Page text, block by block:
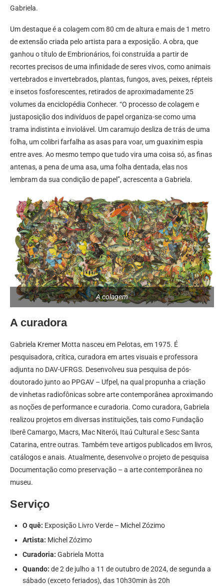
Gabriela.
Um destaque é a colagem com 80 cm de altura e mais de 1 metro
de extensão criada pelo artista para a exposição. A obra, que
ganhou o título de Embrionários, foi construída a partir de
recortes precisos de uma infinidade de seres vivos, como animais
vertebrados e invertebrados, plantas, fungos, aves, peixes, répteis
e insetos fosforescentes, retirados de aproximadamente 25
volumes da enciclopédia Conhecer. “O processo de colagem e
justaposição dos indivíduos de papel organiza-se como uma
trama indistinta e inviolável. Um caramujo desliza de trás de uma
folha, um colibri farfalha as asas para voar, um guaxinim espia
entre aves. Ao mesmo tempo que tudo vira uma coisa só, as finas
antenas, a pena de uma asa, uma folha dentada, elas nos
lembram da sua condição de papel”, acrescenta a Gabriela.
A colagem
A curadora
Gabriela Kremer Motta nasceu em Pelotas, em 1975. É
pesquisadora, crítica, curadora em artes visuais e professora
adjunta no DAV-UFRGS. Desenvolveu sua pesquisa de pós-
doutorado junto ao PPGAV – Ufpel, na qual propunha a criação
de vinhetas radiofônicas sobre arte contemporânea aproximando
as noções de performance e curadoria. Como curadora, Gabriela
realizou projetos em diversas instituições, tais como Fundação
Iberê Camargo, Macrs, Mac Niterói, Itaú Cultural e Sesc Santa
Catarina, entre outras. Também teve artigos publicados em livros,
catálogos e anais. Atualmente, desenvolve o projeto de pesquisa
Documentação como preservação – a arte contemporânea no
museu.
Serviço
O quê: Exposição Livro Verde – Michel Zózimo
Artista: Michel Zózimo
Curadoria: Gabriela Motta
Quando: de 2 de julho a 11 de outubro de 2024, de segunda a
sábado (exceto feriados), das 10h30min às 20h